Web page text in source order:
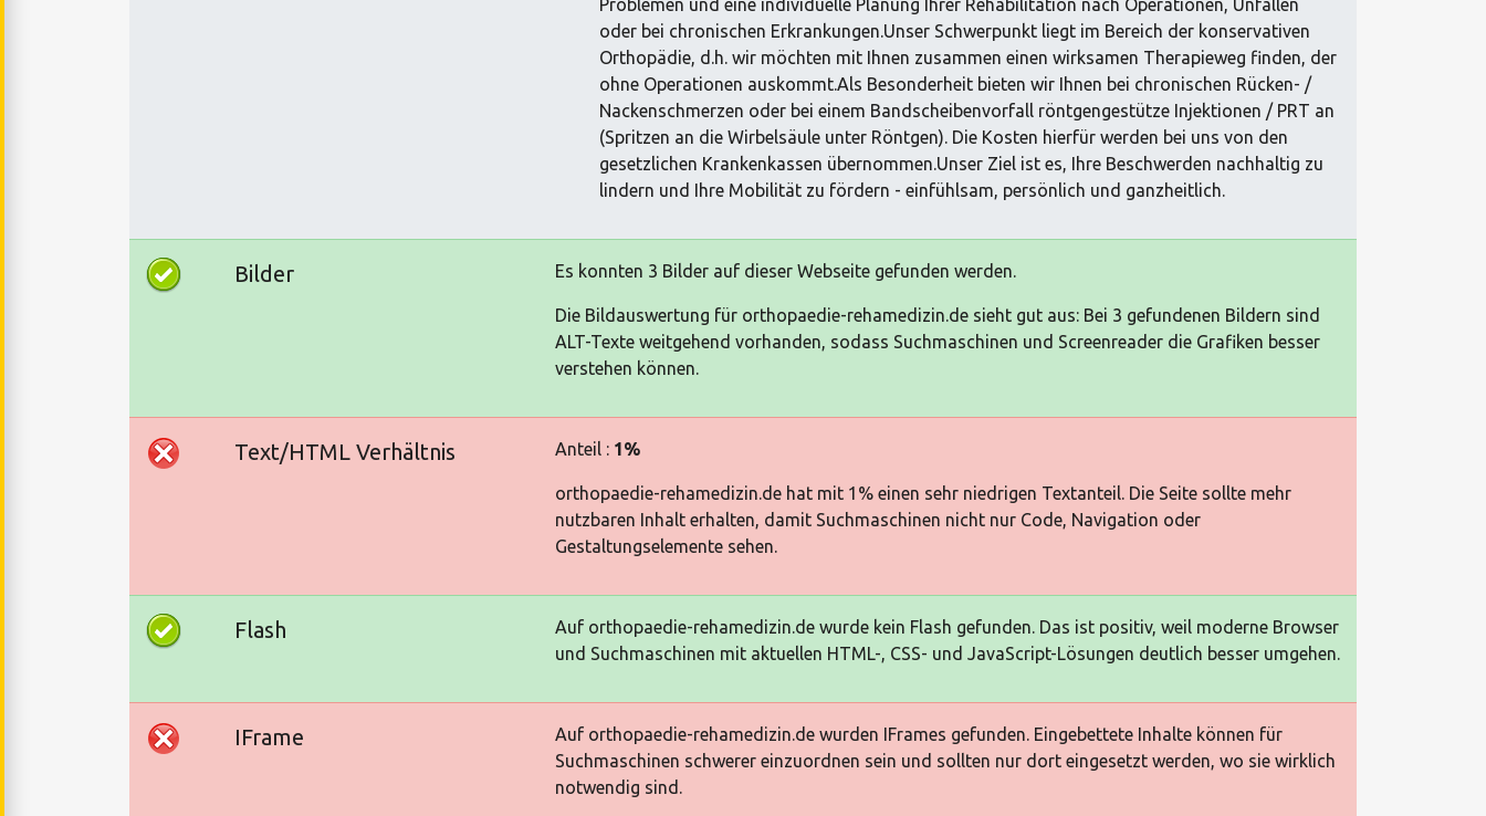
oder bei chronischen Erkrankungen.Unser Schwerpunkt liegt im Bereich der konservativen
Orthopädie, d.h. wir möchten mit Ihnen zusammen einen wirksamen Therapieweg finden, der
ohne Operationen auskommt.Als Besonderheit bieten wir Ihnen bei chronischen Rücken- /
Nackenschmerzen oder bei einem Bandscheibenvorfall röntgengestütze Injektionen / PRT an
(Spritzen an die Wirbelsäule unter Röntgen). Die Kosten hierfür werden bei uns von den
gesetzlichen Krankenkassen übernommen.Unser Ziel ist es, Ihre Beschwerden nachhaltig zu
lindern und Ihre Mobilität zu fördern - einfühlsam, persönlich und ganzheitlich.
Bilder Es konnten 3 Bilder auf dieser Webseite gefunden werden.
Die Bildauswertung für orthopaedie-rehamedizin.de sieht gut aus: Bei 3 gefundenen Bildern sind
ALT-Texte weitgehend vorhanden, sodass Suchmaschinen und Screenreader die Grafiken besser
verstehen können.
Text/HTML Verhältnis Anteil : 1%
orthopaedie-rehamedizin.de hat mit 1% einen sehr niedrigen Textanteil. Die Seite sollte mehr
nutzbaren Inhalt erhalten, damit Suchmaschinen nicht nur Code, Navigation oder
Gestaltungselemente sehen.
Flash
Auf orthopaedie-rehamedizin.de wurde kein Flash gefunden. Das ist positiv, weil moderne Browser
und Suchmaschinen mit aktuellen HTML-, CSS- und JavaScript-Lösungen deutlich besser umgehen.
IFrame
Auf orthopaedie-rehamedizin.de wurden IFrames gefunden. Eingebettete Inhalte können für
Suchmaschinen schwerer einzuordnen sein und sollten nur dort eingesetzt werden, wo sie wirklich
notwendig sind.